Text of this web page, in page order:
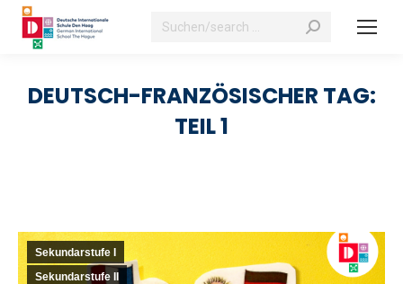
Suchen:
DEUTSCH-FRANZÖSISCHER TAG:
TEIL 1
Sekundarstufe I
Sekundarstufe II